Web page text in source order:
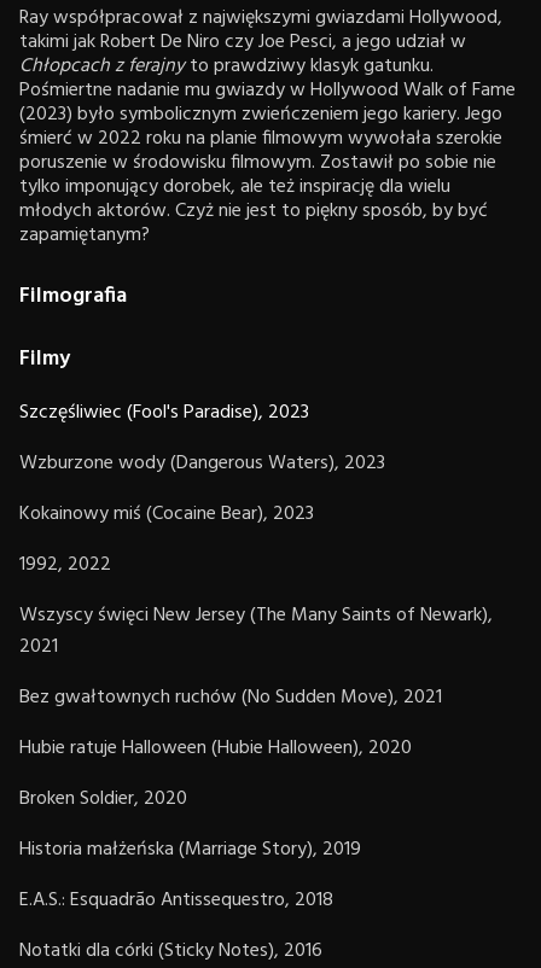
Ray współpracował z największymi gwiazdami Hollywood,
takimi jak Robert De Niro czy Joe Pesci, a jego udział w
Chłopcach z ferajnyto prawdziwy klasyk gatunku.
Pośmiertne nadanie mu gwiazdy w Hollywood Walk of Fame
(2023) było symbolicznym zwieńczeniem jego kariery. Jego
śmierć w 2022 roku na planie filmowym wywołała szerokie
poruszenie w środowisku filmowym. Zostawił po sobie nie
tylko imponujący dorobek, ale też inspirację dla wielu
młodych aktorów. Czyż nie jest to piękny sposób, by być
zapamiętanym?
Filmografia
Filmy
Szczęśliwiec (Fool's Paradise), 2023
Wzburzone wody (Dangerous Waters), 2023
Kokainowy miś (Cocaine Bear), 2023
1992, 2022
Wszyscy święci New Jersey (The Many Saints of Newark),
2021
Bez gwałtownych ruchów (No Sudden Move), 2021
Hubie ratuje Halloween (Hubie Halloween), 2020
Broken Soldier, 2020
Historia małżeńska (Marriage Story), 2019
E.A.S.: Esquadrão Antissequestro, 2018
Notatki dla córki (Sticky Notes), 2016